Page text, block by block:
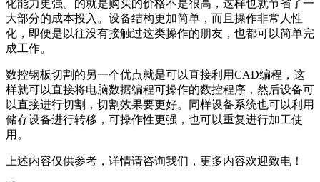
化能力更强。的就是购买的价格不是很高，这样也就节省了一
大部分的成本投入。设备结构更加简单，而且操作非常人性
化，即便是以往没有接触过这类操作的朋友，也都可以简单完
成工作。
数控钢板切割的另一个优点就是可以直接利用CAD编程，这
样就可以直接将电脑数据编程可操作的数控程序，然后设备可
以直接进行切割，切割效果要更好。同样设备系统也可以利用
储存设备进行转移，可操作性更强，也可以重复进行加工使
用。
上述内容仅供参考，详情请咨询我们，更多内容欢迎致电！